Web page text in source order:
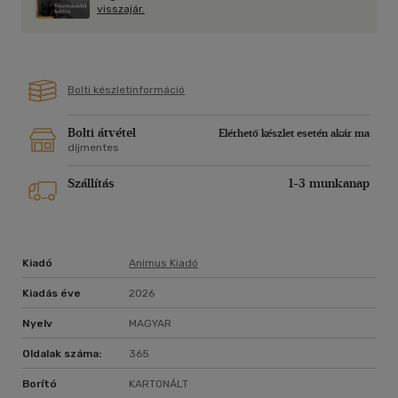
visszajár.
Bolti készletinformáció
Bolti átvétel
Elérhető készlet esetén akár ma
díjmentes
Szállítás 1-3 munkanap
Kiadó Animus Kiadó
Kiadás éve 2026
Nyelv MAGYAR
Oldalak száma: 365
Borító KARTONÁLT